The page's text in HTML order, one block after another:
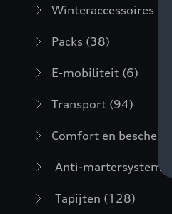
Winteraccessoires
Packs (38)
E-mobiliteit (6)
Transport (94)
Comfort en
Anti-martersystemen
Tapijten (128)